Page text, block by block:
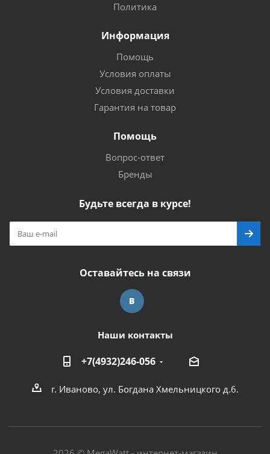
Политика
Информация
Помощь
Условия оплаты
Условия доставки
Гарантия на товар
Помощь
Вопрос-ответ
Бренды
Будьте всегда в курсе!
Оставайтесь на связи
Наши контакты
+7(4932)246-056
г. Иваново, ул. Богдана Хмельницкого д.6.